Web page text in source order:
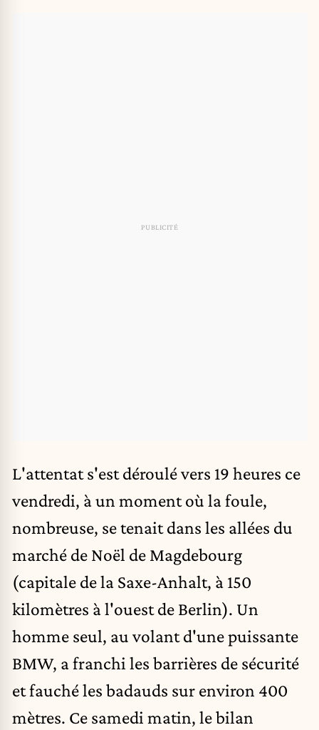
L'attentat s'est déroulé vers 19 heures ce
vendredi, à un moment où la foule,
nombreuse, se tenait dans les allées du
marché de Noël de Magdebourg
(capitale de la Saxe-Anhalt, à 150
kilomètres à l'ouest de Berlin). Un
homme seul, au volant d'une puissante
BMW, a franchi les barrières de sécurité
et fauché les badauds sur environ 400
mètres. Ce samedi matin, le bilan